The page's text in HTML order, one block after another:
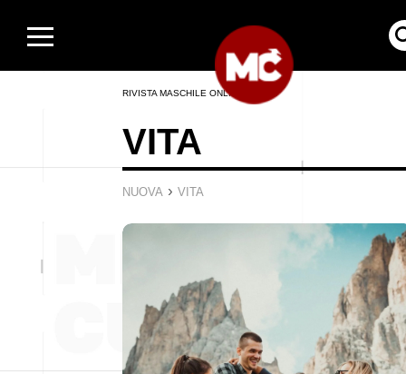
RIVISTA MASCHILE ONLINE
VITA
NUOVA › VITA